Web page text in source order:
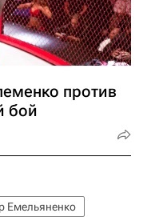
против
бой
Емельяненко